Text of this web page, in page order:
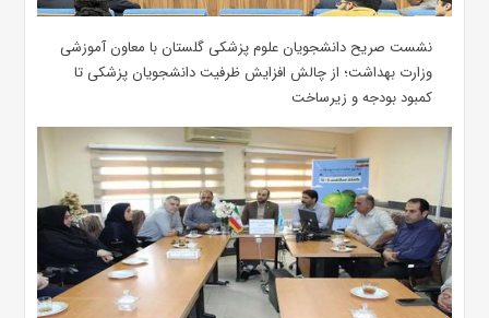
نشست صریح دانشجویان علوم پزشکی گلستان با معاون آموزشی
وزارت بهداشت؛ از چالش افزایش ظرفیت دانشجویان ‌پزشکی تا
کمبود بودجه و زیرساخت